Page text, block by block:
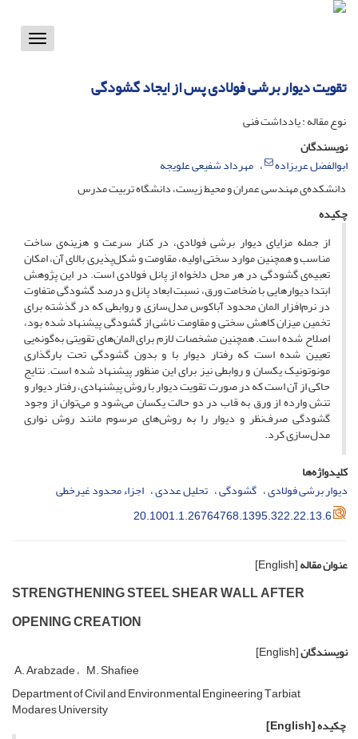
Toggle
تقویت دیوار برشی فولادی پس از ایجاد گشودگی
نوع مقاله : یادداشت فنی
نویسندگان
ابوالفضل عربزاده
مهرداد شفیعی علویجه
دانشکده‌ی مهندسی عمران و محیط زیست، دانشگاه تربیت مدرس
چکیده
از جمله مزایای دیوار برشی فولادی، در کنار سرعت و هزینه‌ی ساخت
مناسب و همچنین موارد سختی اولیه، مقاومت و شکل‌پذیری بالای آن، امکان
تعبیه‌ی گشودگی در هر محل دلخواه از پانل فولادی است. در این پژوهش
ابتدا دیوارهایی با ضخامت ورق، نسبت ابعاد پانل و درصد گشودگی متفاوت
در نرم‌افزار المان محدود آباکوس مدل‌سازی و روابطی که در گذشته برای
تخمین میزان کاهش سختی و مقاومت ناشی از گشودگی پیشنهاد شده بود،
اصلاح شده است. همچنین مشخصات لازم برای المان‌های تقویتی به‌گونه‌یی
تعیین شده است که رفتار دیوار با و بدون گشودگی تحت بارگذاری
مونوتونیک یکسان و روابطی نیز برای این منظور پیشنهاد شده است. نتایج
حاکی از آن است که در صورت تقویت دیوار با روش پیشنهادی، رفتار دیوار و
تنش وارده از ورق به قاب در دو حالت یکسان می‌شود و می‌توان از وجود
گشودگی صرف‌نظر و دیوار را به روش‌های مرسوم مانند روش نواری
مدل‌سازی کرد.
کلیدواژه‌ها
دیوار برشی فولادی گشودگی تحلیل عددی اجزاء محدود غیرخطی
20.1001.1.26764768.1395.322.22.13.6
عنوان مقاله[English]
S‌T‌R‌E‌N‌G‌T‌H‌E‌N‌I‌N‌G S‌T‌E‌E‌L S‌H‌E‌A‌R W‌A‌L‌L A‌F‌T‌E‌R
O‌P‌E‌N‌I‌N‌G C‌R‌E‌A‌T‌I‌O‌N
نویسندگان[English]
A. A‌r‌a‌b‌z‌a‌d‌e M. S‌h‌a‌f‌i‌e‌e
D‌e‌p‌a‌r‌t‌m‌e‌n‌t o‌f C‌i‌v‌i‌l a‌n‌d E‌n‌v‌i‌r‌o‌n‌m‌e‌n‌t‌a‌l E‌n‌g‌i‌n‌e‌e‌r‌i‌n‌g T‌a‌r‌b‌i‌a‌t
M‌o‌d‌a‌r‌e‌s U‌n‌i‌v‌e‌r‌s‌i‌t‌y
چکیده[English]